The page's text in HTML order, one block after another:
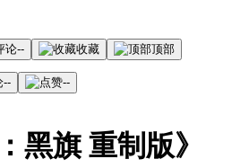
-- 收藏 顶部
-- --
黑旗 重制版》